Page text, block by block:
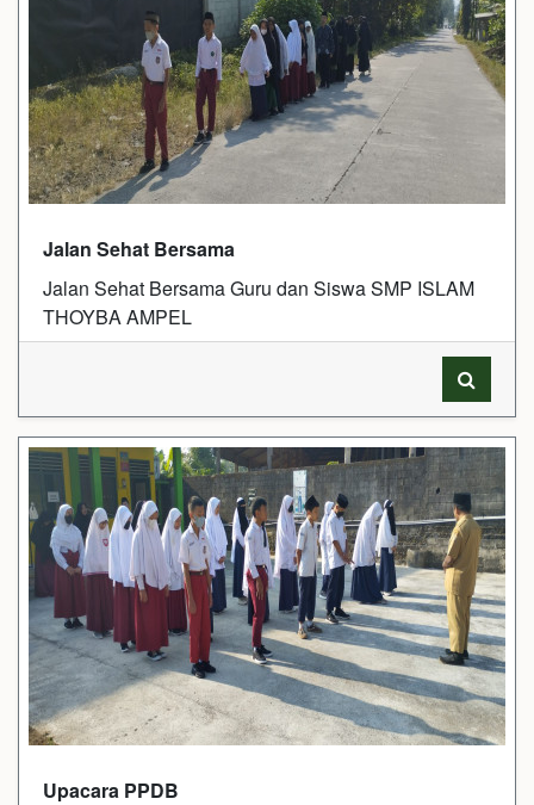
Jalan Sehat Bersama
Jalan Sehat Bersama Guru dan Siswa SMP ISLAM
THOYBA AMPEL
Upacara PPDB